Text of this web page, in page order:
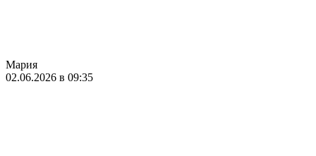
Мария
02.06.2026 в 09:35